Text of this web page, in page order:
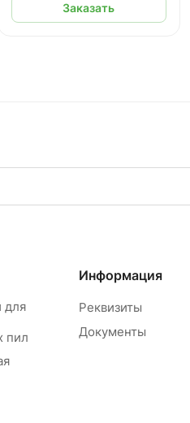
Заказать
для
пил
Информация
Реквизиты
Документы